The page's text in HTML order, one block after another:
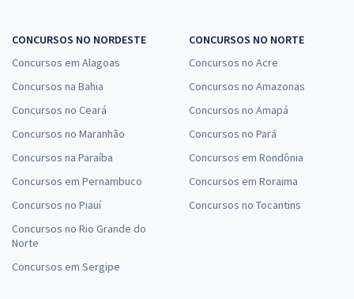
CONCURSOS NO NORDESTE
Concursos em Alagoas
Concursos na Bahia
Concursos no Ceará
Concursos no Maranhão
Concursos na Paraíba
Concursos em Pernambuco
Concursos no Piauí
Concursos no Rio Grande do
Norte
Concursos em Sergipe
CONCURSOS NO NORTE
Concursos no Acre
Concursos no Amazonas
Concursos no Amapá
Concursos no Pará
Concursos em Rondônia
Concursos em Roraima
Concursos no Tocantins